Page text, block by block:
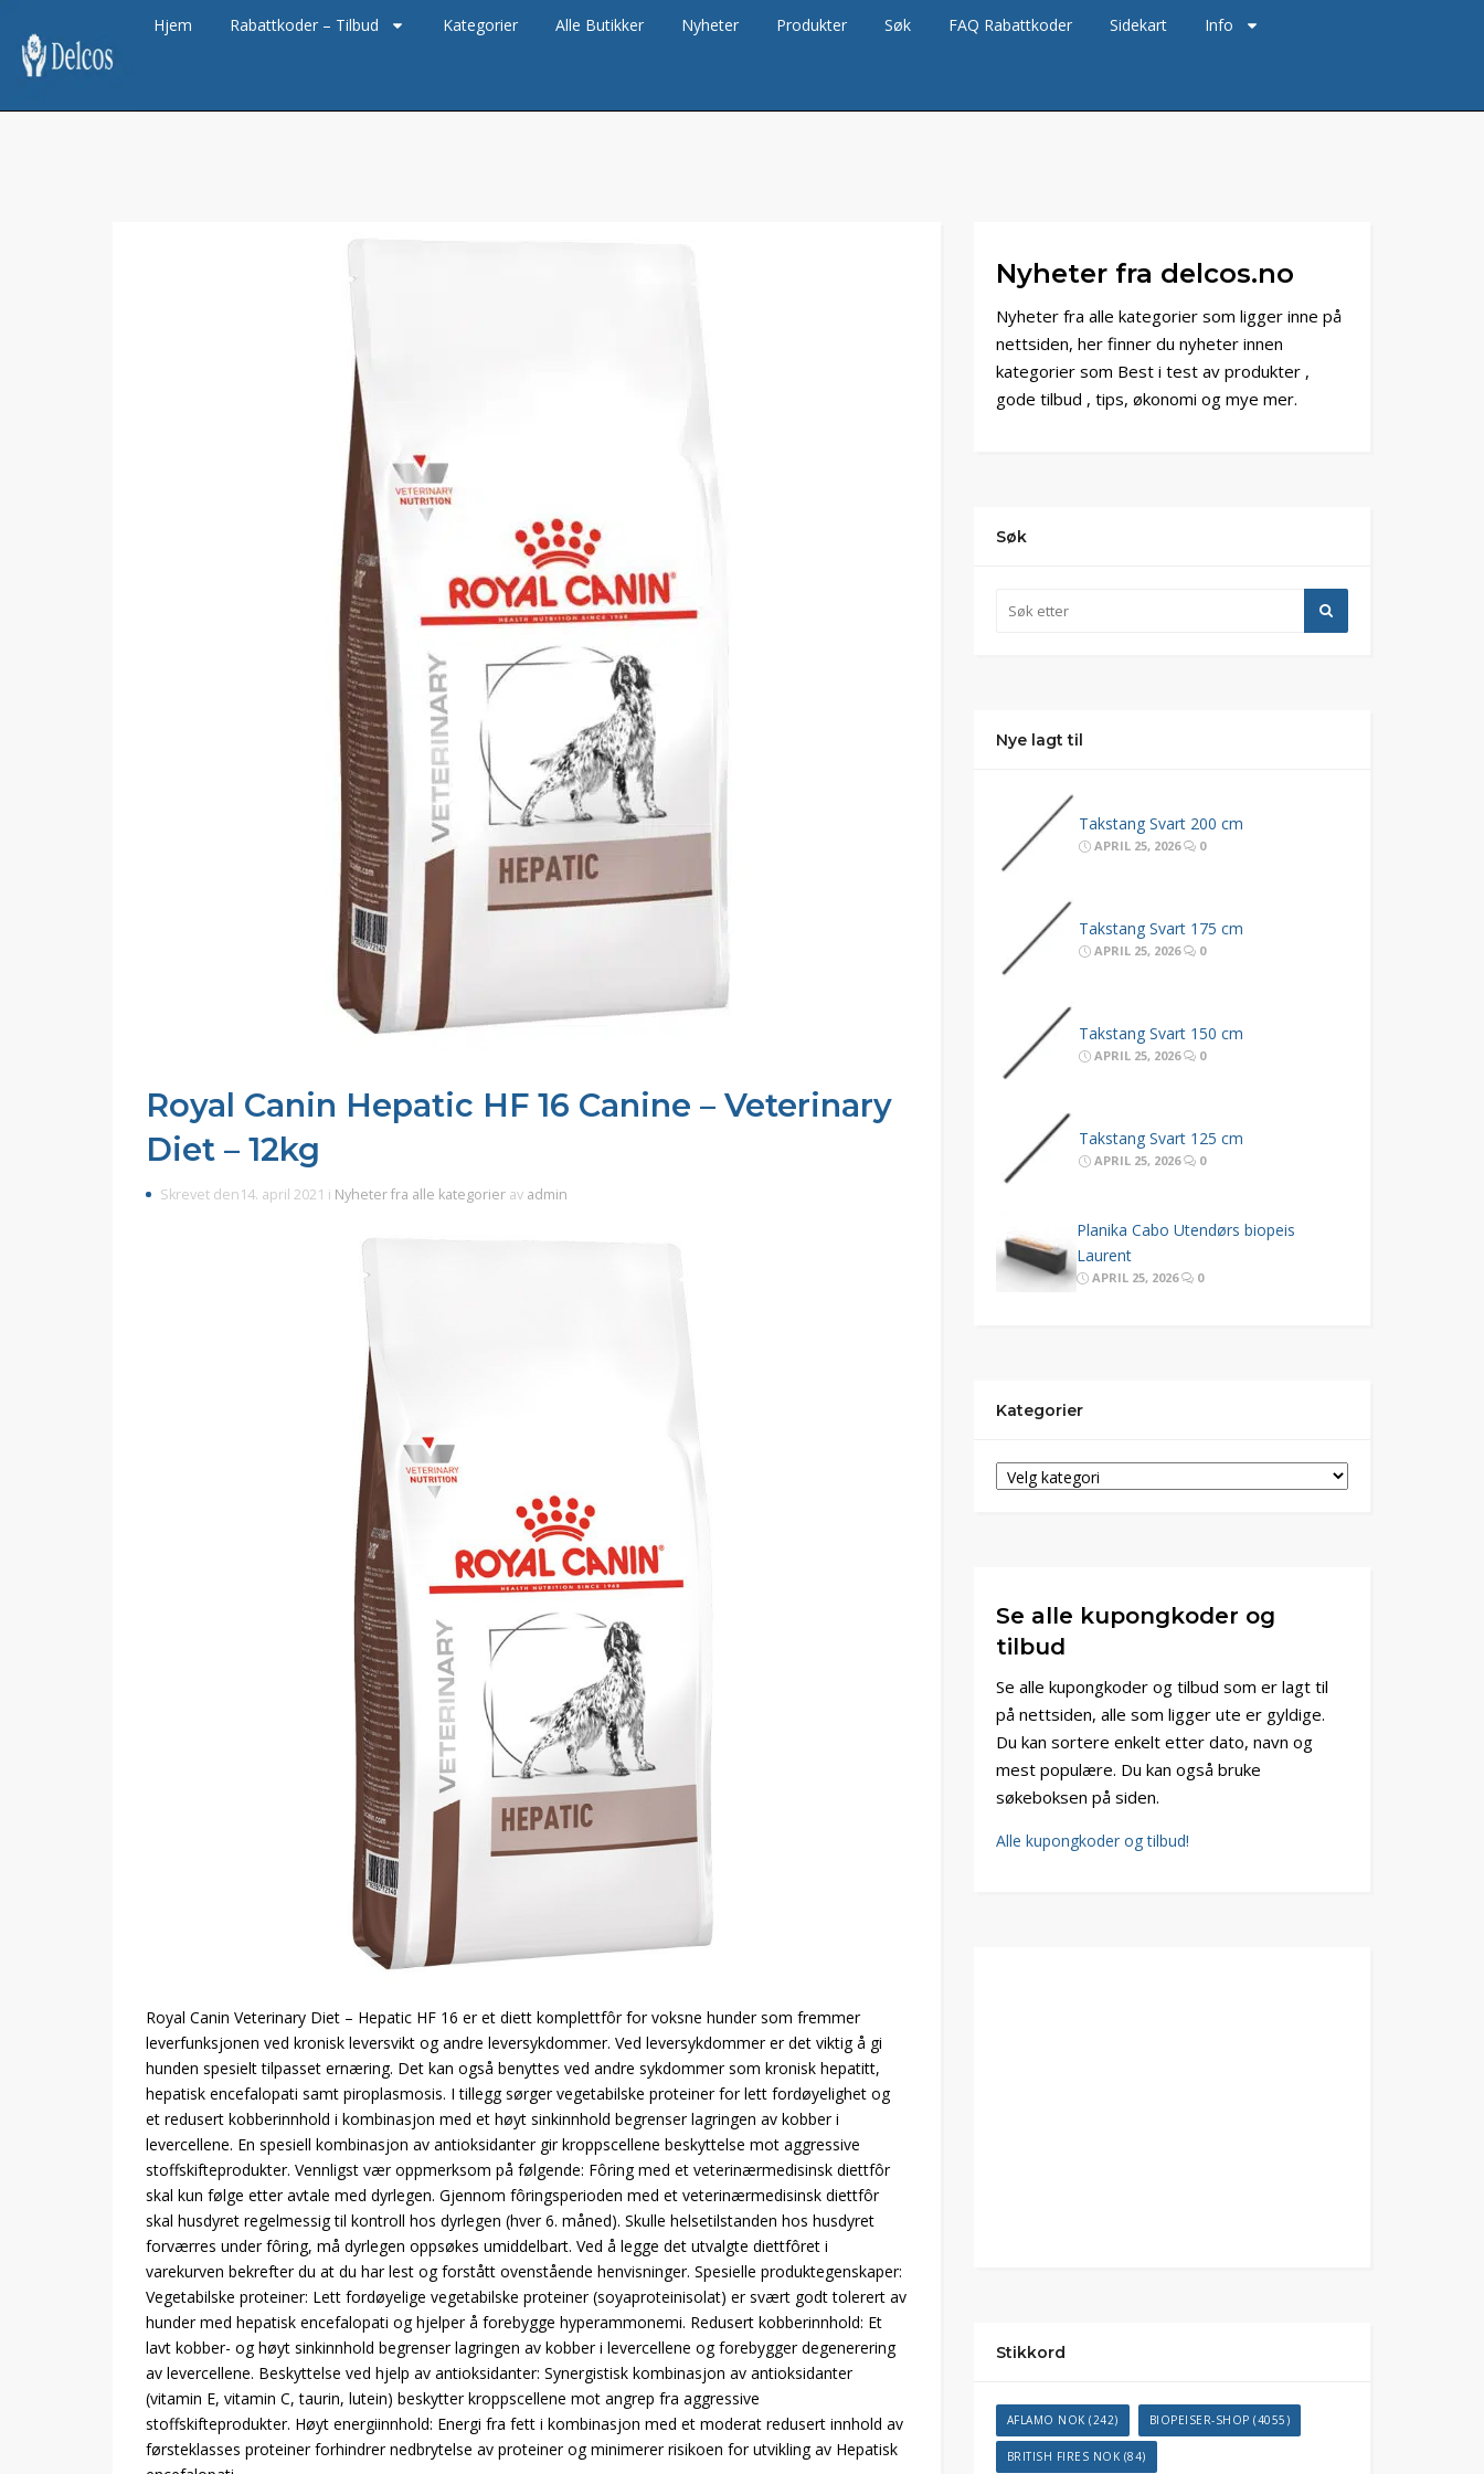
Hjem Rabattkoder – Tilbud Kategorier Alle Butikker Nyheter Produkter Søk FAQ Rabattkoder Sidekart Info
Royal Canin Hepatic HF 16 Canine – Veterinary
Diet – 12kg
Skrevet den14. april 2021 i Nyheter fra alle kategorier av admin
Royal Canin Veterinary Diet – Hepatic HF 16 er et diett komplettfôr for voksne hunder som fremmer
leverfunksjonen ved kronisk leversvikt og andre leversykdommer. Ved leversykdommer er det viktig å gi
hunden spesielt tilpasset ernæring. Det kan også benyttes ved andre sykdommer som kronisk hepatitt,
hepatisk encefalopati samt piroplasmosis. I tillegg sørger vegetabilske proteiner for lett fordøyelighet og
et redusert kobberinnhold i kombinasjon med et høyt sinkinnhold begrenser lagringen av kobber i
levercellene. En spesiell kombinasjon av antioksidanter gir kroppscellene beskyttelse mot aggressive
stoffskifteprodukter. Vennligst vær oppmerksom på følgende: Fôring med et veterinærmedisinsk diettfôr
skal kun følge etter avtale med dyrlegen. Gjennom fôringsperioden med et veterinærmedisinsk diettfôr
skal husdyret regelmessig til kontroll hos dyrlegen (hver 6. måned). Skulle helsetilstanden hos husdyret
forværres under fôring, må dyrlegen oppsøkes umiddelbart. Ved å legge det utvalgte diettfôret i
varekurven bekrefter du at du har lest og forstått ovenstående henvisninger. Spesielle produktegenskaper:
Vegetabilske proteiner: Lett fordøyelige vegetabilske proteiner (soyaproteinisolat) er svært godt tolerert av
hunder med hepatisk encefalopati og hjelper å forebygge hyperammonemi. Redusert kobberinnhold: Et
lavt kobber- og høyt sinkinnhold begrenser lagringen av kobber i levercellene og forebygger degenerering
av levercellene. Beskyttelse ved hjelp av antioksidanter: Synergistisk kombinasjon av antioksidanter
(vitamin E, vitamin C, taurin, lutein) beskytter kroppscellene mot angrep fra aggressive
stoffskifteprodukter. Høyt energiinnhold: Energi fra fett i kombinasjon med et moderat redusert innhold av
førsteklasses proteiner forhindrer nedbrytelse av proteiner og minimerer risikoen for utvikling av Hepatisk
Nyheter fra delcos.no
Nyheter fra alle kategorier som ligger inne på
nettsiden, her finner du nyheter innen
kategorier som Best i test av produkter ,
gode tilbud , tips, økonomi og mye mer.
Søk
Nye lagt til
Takstang Svart 200 cm
APRIL 25, 2026 0
Takstang Svart 175 cm
APRIL 25, 2026 0
Takstang Svart 150 cm
APRIL 25, 2026 0
Takstang Svart 125 cm
APRIL 25, 2026 0
Planika Cabo Utendørs biopeis
Laurent
APRIL 25, 2026 0
Kategorier
Se alle kupongkoder og
tilbud
Se alle kupongkoder og tilbud som er lagt til
på nettsiden, alle som ligger ute er gyldige.
Du kan sortere enkelt etter dato, navn og
mest populære. Du kan også bruke
søkeboksen på siden.
Alle kupongkoder og tilbud!
Stikkord
AFLAMO NOK (242) BIOPEISER-SHOP (4055)
BRITISH FIRES NOK (84)